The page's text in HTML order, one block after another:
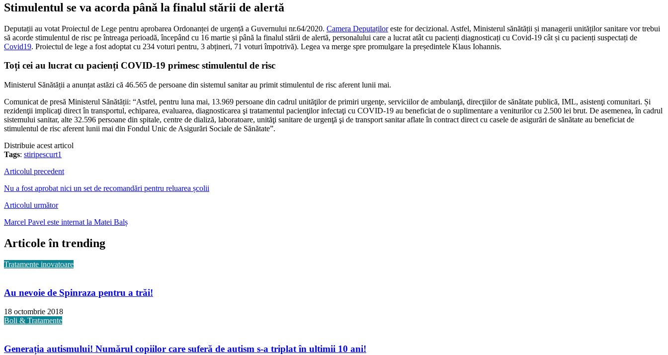
Stimulentul se va acorda până la finalul stării de alertă
Deputații au votat Proiectul de Lege pentru aprobarea Ordonanței de urgență a Guvernului nr.64/2020. Camera Deputațiloreste for decizional. Astfel, Ministerul sănătății și managerii unităților sanitare vor trebui
să acorde stimulentul de risc pe întreaga perioadă, începând cu 16 martie și până la finalul stării de alertă, personalului care a lucrat atât cu pacienți diagnosticați cu Covid-19 cât și cu pacienți suspectați de
Covid19. Proiectul de lege a fost adoptat cu 234 voturi pentru, 3 abțineri, 71 voturi împotrivă). Legea va merge spre promulgare la președintele Klaus Iohannis.
Toți cei au lucrat cu pacienți COVID-19 primesc stimulentul de risc
Ministerul Sănătății a anunțat astăzi că 46.565 de persoane din sistemul sanitar au primit stimulentul de risc aferent lunii mai.
Comunicat de presă Ministerul Sănătății: “Astfel, pentru luna mai, 13.969 persoane din cadrul unităţilor de primiri urgenţe, serviciilor de ambulanţă, direcţiilor de sănătate publică, IML, asistenţi comunitari. Și
rezidenţii implicaţi direct în transportul, echiparea, evaluarea, diagnosticarea şi tratamentul pacienţilor infectaţi cu COVID-19 au beneficiat de o suplimentare a veniturilor cu 2.500 lei brut. De asemenea, în cadrul
sistemului sanitar, alte 32.596 persoane din spitale, centre de dializă, laboratoare, unităţi sanitare de urgenţă şi de transport sanitar aflate în contract direct cu casele de asigurări de sănătate au beneficiat de
stimulentul de risc aferent lunii mai din Fondul Unic de Asigurări Sociale de Sănătate”.
Distribuie acest articol
Tags: stiripescurt1
Articolul precedent
Nu a fost aprobat nici un set de recomandări pentru reluarea școlii
Articolul următor
Marcel Pavel este internat la Matei Balș
Articole în trending
Tratamente inovatoare
Au nevoie de Spinraza pentru a trăi!
18 octombrie 2018
Boli & Tratamente
Generația autismului! Numărul copiilor care suferă de autism s-a triplat în ultimii 10 ani!